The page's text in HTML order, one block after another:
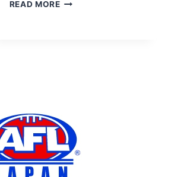
READ MORE
ノ
ハ
シ